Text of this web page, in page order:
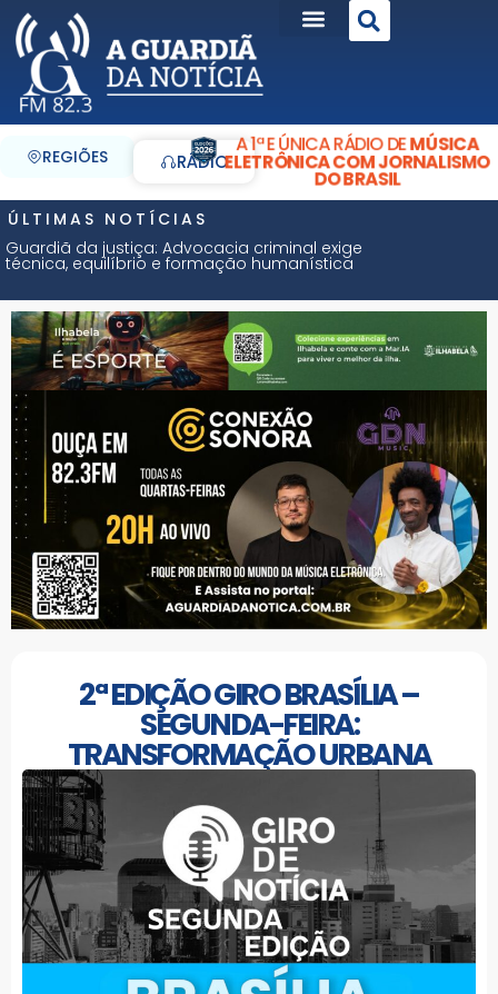
REGIÕES RÁDIO
A 1ª E ÚNICA RÁDIO DEMÚSICA
ELETRÔNICA COM JORNALISMO
DO BRASIL
ÚLTIMAS NOTÍCIAS
Guardiã da justiça: Advocacia criminal exige
técnica, equilíbrio e formação humanística
2ª EDIÇÃO GIRO BRASÍLIA –
SEGUNDA-FEIRA:
TRANSFORMAÇÃO URBANA